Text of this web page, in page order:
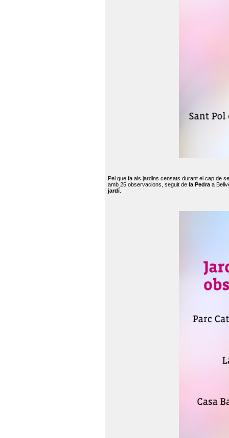
Pel que fa als jardins censats durant el cap de
amb 25 observacions, seguit de la Pedra a
jardí